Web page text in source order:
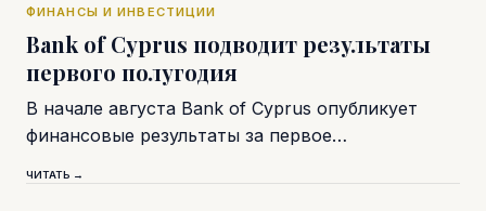
ФИНАНСЫ И ИНВЕСТИЦИИ
Bank of Cyprus подводит результаты
первого полугодия
В начале августа Bank of Cyprus опубликует
финансовые результаты за первое…
ЧИТАТЬ →